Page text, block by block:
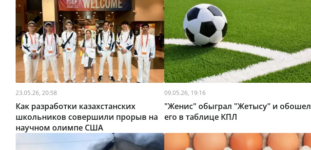
23.05.26, 20:58
Как разработки казахстанских
школьников совершили прорыв на
научном олимпе США
09.05.26, 19:16
"Женис" обыграл "Жетысу" и обошел
его в таблице КПЛ